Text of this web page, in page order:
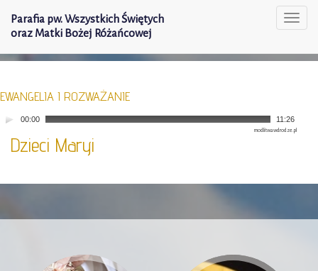
Parafia pw. Wszystkich Świętych
oraz Matki Bożej Różańcowej
EWANGELIA I ROZWAŻANIE
00:00 11:26
modlitwawdrodze.pl
Dzieci Maryi